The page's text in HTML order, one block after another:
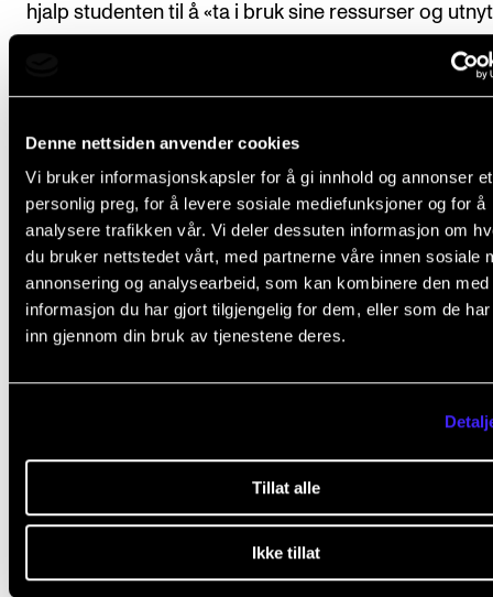
Denne nettsiden anvender cookies
Vi bruker informasjonskapsler for å gi innhold og annonser et
personlig preg, for å levere sosiale mediefunksjoner og for å
analysere trafikken vår. Vi deler dessuten informasjon om
du bruker nettstedet vårt, med partnerne våre innen sosiale
annonsering og analysearbeid, som kan kombinere den med
informasjon du har gjort tilgjengelig for dem, eller som de
inn gjennom din bruk av tjenestene deres.
Tillat alle
Ikke tillat
hjalp studenten til å «ta i bruk sine ressurser og
– Fordelen er – tror jeg – at du klarer å fange opp
individuelle studenten. I stedet for å undervise på
måte og pøse på med egne ting, Lærer 3.
Hva kan en coachende
arbeidsmetode tilby av nye
læringsperspektiver for høyere
musikkutdanning?